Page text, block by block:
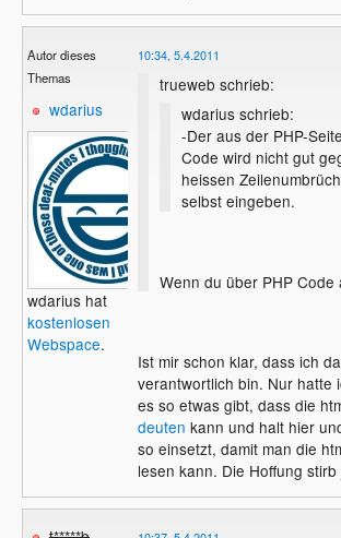
Autor dieses
Themas
wdarius
wdarius hat
kostenlosen
Webspace.
10:34, 5.4.2011
trueweb schrieb:
wdarius schrieb:
-Der aus der PHP-
Code wird nicht gut
heissen
selbst eingeben.
Wenn du über PHP Code
der Editor für die
Ist mir schon klar, dass ich
verantwortlich bin. Nur hatte
es so etwas gibt, dass die
deuten kann und halt hier
so einsetzt, damit man die
lesen kann. Die Hoffung